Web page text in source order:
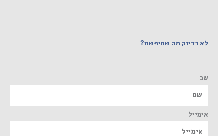
לא בדיוק מה שחיפשת?
שם
אימייל